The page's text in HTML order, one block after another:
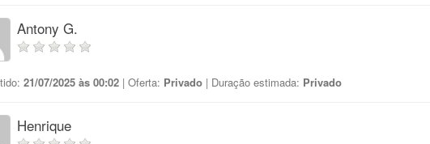
Antony G.
21/07/2025 às 00:02 | Oferta: Privado | Duração estimada: Privado
Henrique